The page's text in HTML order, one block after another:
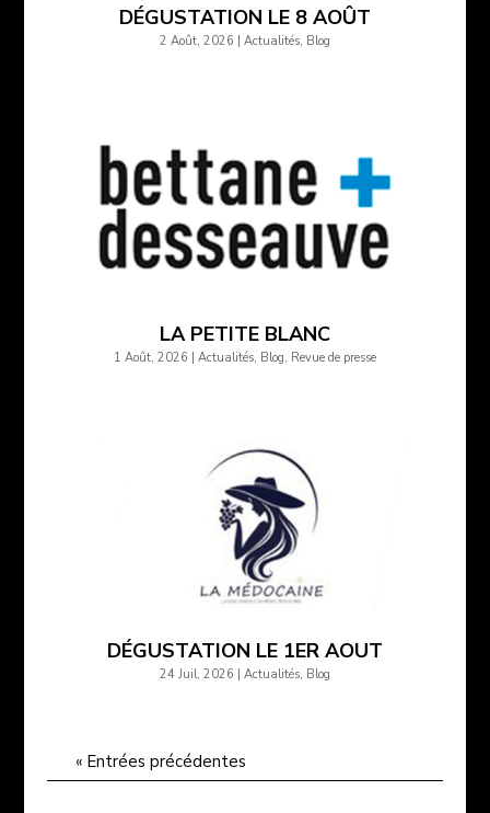
DÉGUSTATION LE 8 AOÛT
2 Août, 2026 Actualités, Blog
LA PETITE BLANC
1 Août, 2026 Actualités, Blog, Revue de presse
DÉGUSTATION LE 1ER AOUT
24 Juil, 2026 | Actualités, Blog
« Entrées précédentes